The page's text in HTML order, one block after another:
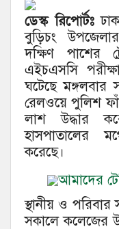
ডেস্ক রিপোর্টঃ
বুড়িচং
দক্ষিণ পাশের
এইচএসসি
ঘটেছে মঙ্গলবার
রেলওয়ে পুলিশ
লাশ উদ্ধার
হাসপাতালের
করেছে।
আমাদের
স্থানীয় ও পরিবার
সকালে কলেজের